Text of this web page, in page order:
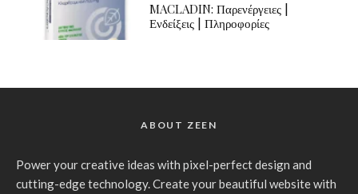
MACLADIN: Παρενέργειες |
Ενδείξεις | Πληροφορίες
ABOUT ZEEN
Power your creative ideas with pixel-perfect design and
cutting-edge technology. Create your beautiful website with